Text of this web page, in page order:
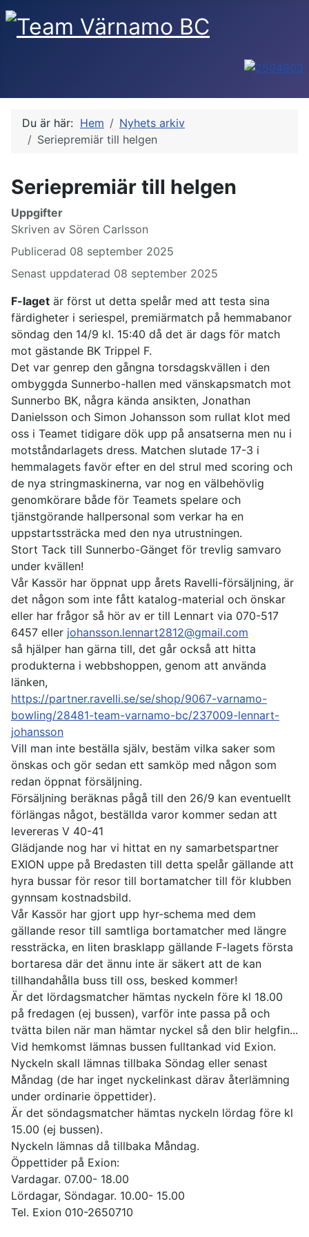
Du är här: Hem
Nyhets arkiv
Seriepremiär till helgen
Seriepremiär till helgen
Uppgifter
Skriven av Sören Carlsson
Publicerad 08 september 2025
Senast uppdaterad 08 september 2025
F-laget är först ut detta spelår med att testa sina
färdigheter i seriespel, premiärmatch på hemmabanor
söndag den 14/9 kl. 15:40 då det är dags för match
mot gästande BK Trippel F.
Det var genrep den gångna torsdagskvällen i den
ombyggda Sunnerbo-hallen med vänskapsmatch mot
Sunnerbo BK, några kända ansikten, Jonathan
Danielsson och Simon Johansson som rullat klot med
oss i Teamet tidigare dök upp på ansatserna men nu i
motståndarlagets dress. Matchen slutade 17-3 i
hemmalagets favör efter en del strul med scoring och
de nya stringmaskinerna, var nog en välbehövlig
genomkörare både för Teamets spelare och
tjänstgörande hallpersonal som verkar ha en
uppstartssträcka med den nya utrustningen.
Stort Tack till Sunnerbo-Gänget för trevlig samvaro
under kvällen!
Vår Kassör har öppnat upp årets Ravelli-försäljning, är
det någon som inte fått katalog-material och önskar
eller har frågor så hör av er till Lennart via 070-517
6457 eller johansson.lennart2812@gmail.com
så hjälper han gärna till, det går också att hitta
produkterna i webbshoppen, genom att använda
länken,
https://partner.ravelli.se/se/shop/9067-varnamo-
bowling/28481-team-varnamo-bc/237009-lennart-
johansson
Vill man inte beställa själv, bestäm vilka saker som
önskas och gör sedan ett samköp med någon som
redan öppnat försäljning.
Försäljning beräknas pågå till den 26/9 kan eventuellt
förlängas något, beställda varor kommer sedan att
levereras V 40-41
Glädjande nog har vi hittat en ny samarbetspartner
EXION uppe på Bredasten till detta spelår gällande att
hyra bussar för resor till bortamatcher till för klubben
gynnsam kostnadsbild.
Vår Kassör har gjort upp hyr-schema med dem
gällande resor till samtliga bortamatcher med längre
ressträcka, en liten brasklapp gällande F-lagets första
bortaresa där det ännu inte är säkert att de kan
tillhandahålla buss till oss, besked kommer!
Är det lördagsmatcher hämtas nyckeln före kl 18.00
på fredagen (ej bussen), varför inte passa på och
tvätta bilen när man hämtar nyckel så den blir helgfin...
Vid hemkomst lämnas bussen fulltankad vid Exion.
Nyckeln skall lämnas tillbaka Söndag eller senast
Måndag (de har inget nyckelinkast därav återlämning
under ordinarie öppettider).
Är det söndagsmatcher hämtas nyckeln lördag före kl
15.00 (ej bussen).
Nyckeln lämnas då tillbaka Måndag.
Öppettider på Exion:
Vardagar. 07.00- 18.00
Lördagar, Söndagar. 10.00- 15.00
Tel. Exion 010-2650710